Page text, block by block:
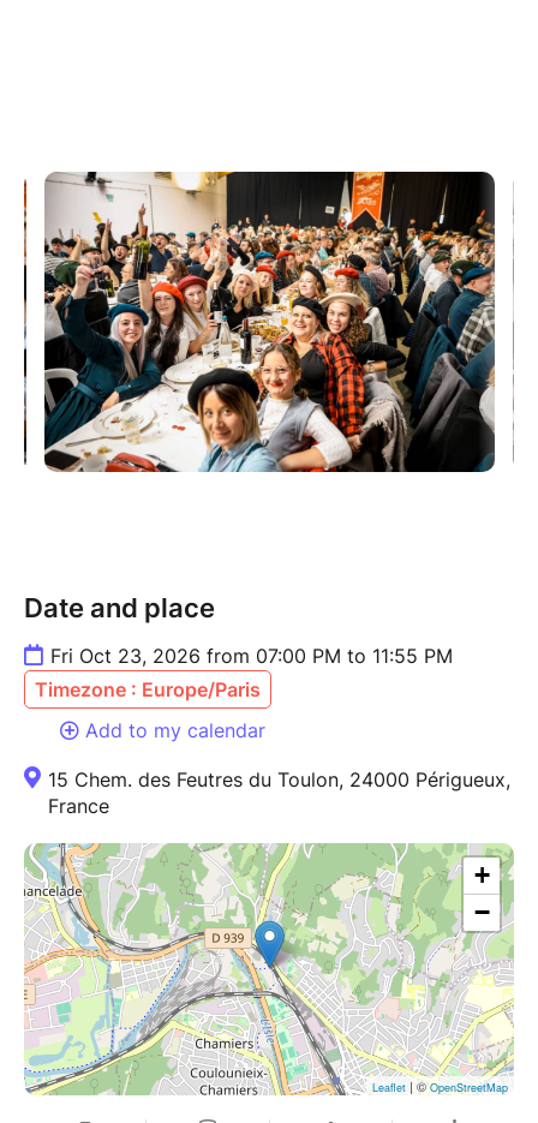
Date and place
Fri Oct 23, 2026 from 07:00 PM to 11:55 PM
Timezone : Europe/Paris
Add to my calendar
15 Chem. des Feutres du Toulon, 24000 Périgueux,
France
+
−
Leaflet | ©OpenStreetMap